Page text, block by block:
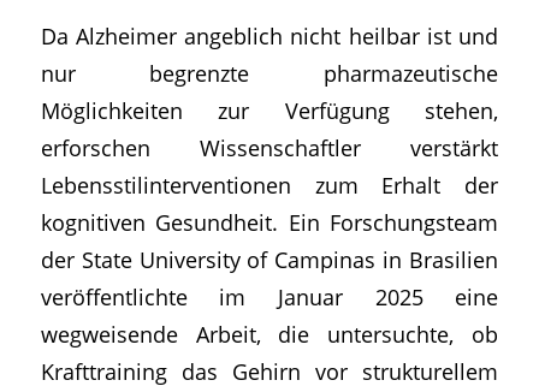
Da Alzheimer angeblich nicht heilbar ist und
nur begrenzte pharmazeutische
Möglichkeiten zur Verfügung stehen,
erforschen Wissenschaftler verstärkt
Lebensstilinterventionen zum Erhalt der
kognitiven Gesundheit. Ein Forschungsteam
der State University of Campinas in Brasilien
veröffentlichte im Januar 2025 eine
wegweisende Arbeit, die untersuchte, ob
Krafttraining das Gehirn vor strukturellem